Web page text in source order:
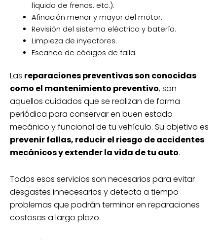
líquido de frenos, etc.).
Afinación menor y mayor del motor.
Revisión del sistema eléctrico y batería.
Limpieza de inyectores.
Escaneo de códigos de falla.
Las reparaciones preventivas son conocidas
como el mantenimiento preventivo, son
aquellos cuidados que se realizan de forma
periódica para conservar en buen estado
mecánico y funcional de tu vehículo. Su objetivo es
prevenir fallas, reducir el riesgo de accidentes
mecánicos y extender la vida de tu auto.
Todos esos servicios son necesarios para evitar
desgastes innecesarios y detecta a tiempo
problemas que podrán terminar en reparaciones
costosas a largo plazo.